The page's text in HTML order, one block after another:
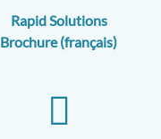
Rapid Solutions
Brochure (français)